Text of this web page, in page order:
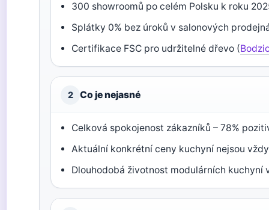
300 showroomů po celém Polsku k roku
Splátky 0% bez úroků v salonových
Certifikace FSC pro udržitelné dřevo (
2 Co je nejasné
Celková spokojenost zákazníků – 78%
Aktuální konkrétní ceny kuchyní nejsou
Dlouhodobá životnost modulárních kuchyní